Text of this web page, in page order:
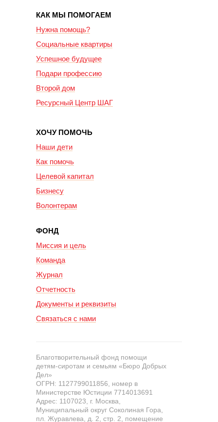
Благотворительный фонд помощи
детям-сиротам и семьям «Бюро Добрых
Дел»
ОГРН: 1127799011856, номер в
Министерстве Юстиции 7714013691
Адрес: 1107023, г. Москва,
Муниципальный округ Соколиная Гора,
пл. Журавлева, д. 2, стр. 2, помещение
КАК МЫ ПОМОГАЕМ
Нужна помощь?
Социальные квартиры
Успешное будущее
Подари профессию
Второй дом
Ресурсный Центр ШАГ
ХОЧУ ПОМОЧЬ
Наши дети
Как помочь
Целевой капитал
Бизнесу
Волонтерам
ФОНД
Миссия и цель
Команда
Журнал
Отчетность
Документы и реквизиты
Связаться с нами